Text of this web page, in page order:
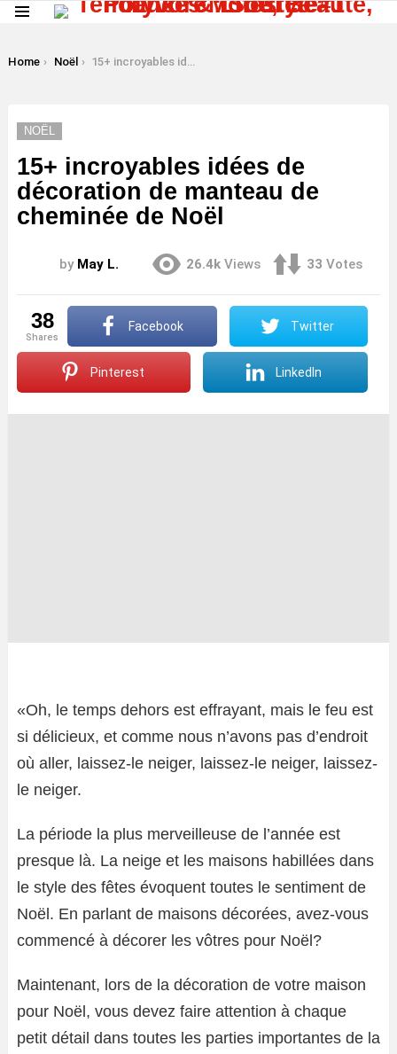
You are here:
Home Noël 15+ incroyables idées de décoration de manteau de cheminée de Noël
NOËL
15+ incroyables idées de
décoration de manteau de
cheminée de Noël
by May L. 26.4k Views 33 Votes
38
shares
Facebook Twitter
Pinterest LinkedIn
«Oh, le temps dehors est effrayant, mais le feu est
si délicieux, et comme nous n’avons pas d’endroit
où aller, laissez-le neiger, laissez-le neiger, laissez-
le neiger.
La période la plus merveilleuse de l’année est
presque là. La neige et les maisons habillées dans
le style des fêtes évoquent toutes le sentiment de
Noël. En parlant de maisons décorées, avez-vous
commencé à décorer les vôtres pour Noël?
Maintenant, lors de la décoration de votre maison
pour Noël, vous devez faire attention à chaque
petit détail dans toutes les parties importantes de la